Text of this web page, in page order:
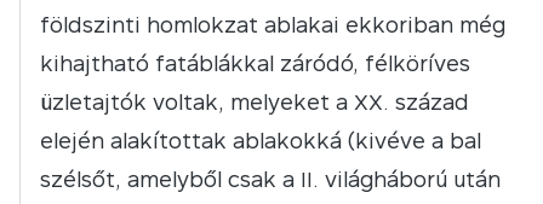
földszinti homlokzat ablakai ekkoriban még
kihajtható fatáblákkal záródó, félköríves
üzletajtók voltak, melyeket a XX. század
elején alakítottak ablakokká (kivéve a bal
szélsőt, amelyből csak a II. világháború után